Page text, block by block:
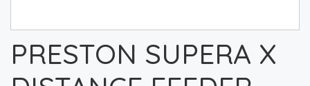
PRESTON SUPERA X